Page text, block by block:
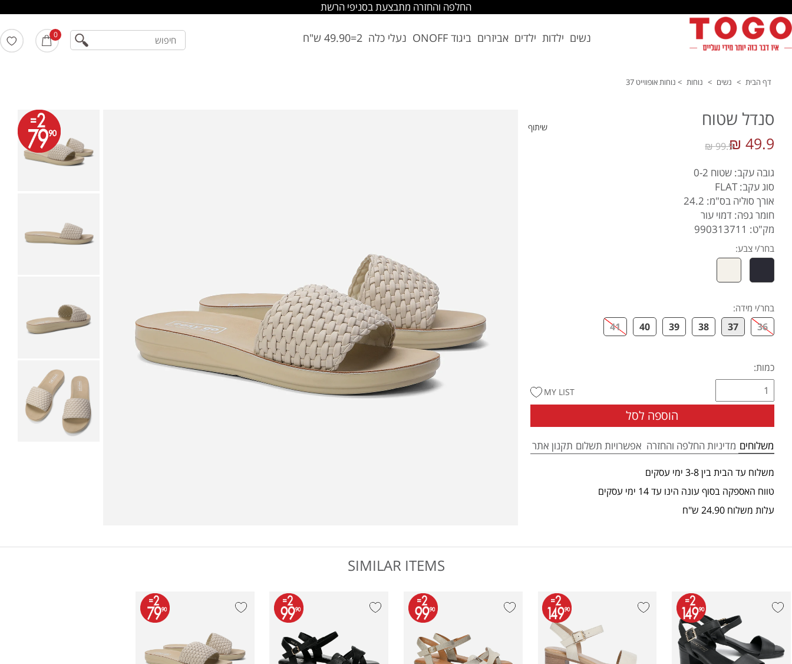
החלפה והחזרה מתבצעת בסניפי הרשת
נשים ילדות ילדים אביזרים ביגוד ONOFF נעלי כלה 2=49.90 ש"ח 0 חיפוש
דף הבית > נשים > נוחות > נוחות אופווייט 37
שיתוף סנדל שטוח
49.9 ₪
99.9 ₪
גובה עקב: שטוח 0-2
סוג עקב: FLAT
אורך סוליה בס"מ: 24.2
חומר גפה: דמוי עור
מק"ט: 990313711
בחר/י צבע:
בחר/י מידה:
36
37
38
39
40
41
כמות:
הוספה לסל
MY LIST
משלוחים מדיניות החלפה והחזרה אפשרויות תשלום תקנון אתר
משלוח עד הבית בין 3-8 ימי עסקים
טווח האספקה בסוף עונה הינו עד 14 ימי עסקים
עלות משלוח 24.90 ש"ח
SIMILAR ITEMS